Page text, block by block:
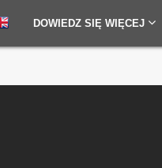
DOWIEDZ SIĘ WIĘCEJ